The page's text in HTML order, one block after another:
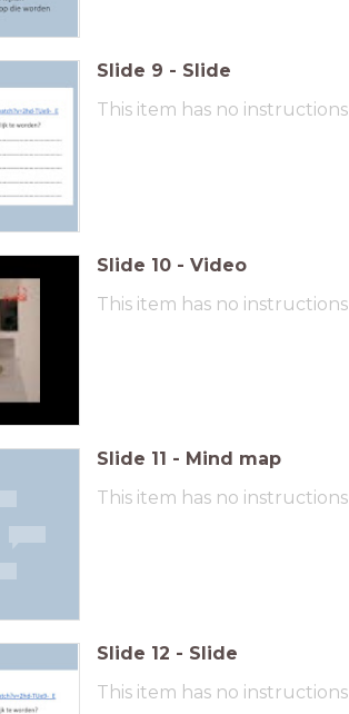
Slide 9 - Slide
This item has no instructions
Slide 10 - Video
This item has no instructions
Slide 11 - Mind map
This item has no instructions
Slide 12 - Slide
This item has no instructions